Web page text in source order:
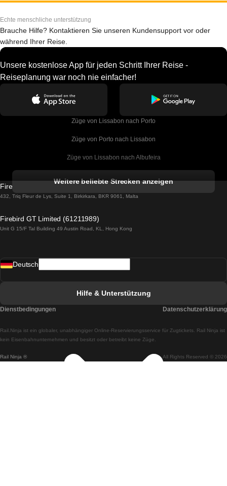
Echte menschliche unterstützung
Brauche Hilfe? Kontaktieren Sie unseren Kundensupport vor oder
während Ihrer Reise.
Unsere kostenlose App für jeden Schritt Ihrer Reise -
Reiseplanung war noch nie einfacher!
Züge von Lissabon nach Porto
Züge von Porto nach Lissabon
Züge von Lissabon nach Albufeira
Züge von Lissabon nach Lagos
Züge von Lissabon nach Madrid
Züge von Lissabon nach Braga
Züge von Braga nach Lissabon
Weitere beliebte Strecken anzeigen
Firebird GT Limited (OC 1451)
432, Triq Fleur de Lys, Suite 1, Birkirkara, BKR 9061, Malta
Firebird GT Limited (61211989)
Unit G 15/F Tal Building 49 Austin Road, KL, Hong Kong
Rail Ninja ® All Rights Reserved © 2026
Rail.Ninja ist ein globaler, unabhängiger Online-Reservierungsservice für Zugtickets. Rail Ninja ist
kein Eisenbahnunternehmen und besitzt oder betreibt keine Züge.
Deutsch
Hilfe & Unterstützung
Dienstbedingungen Datenschutzerklärung